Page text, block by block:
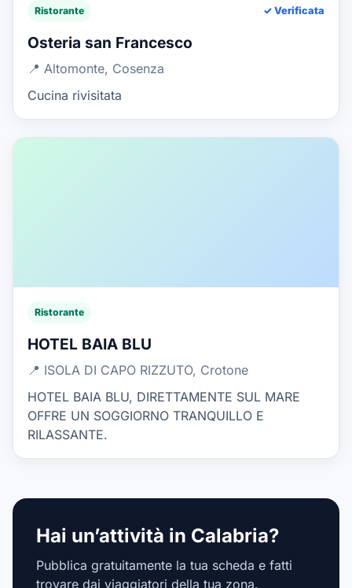
Ristorante ✓ Verificata
Osteria san Francesco
📍 Altomonte, Cosenza
Cucina rivisitata
Ristorante
HOTEL BAIA BLU
📍 ISOLA DI CAPO RIZZUTO, Crotone
HOTEL BAIA BLU, DIRETTAMENTE SUL MARE
OFFRE UN SOGGIORNO TRANQUILLO E
RILASSANTE.
Hai un’attività in Calabria?
Pubblica gratuitamente la tua scheda e fatti
trovare dai viaggiatori della tua zona.